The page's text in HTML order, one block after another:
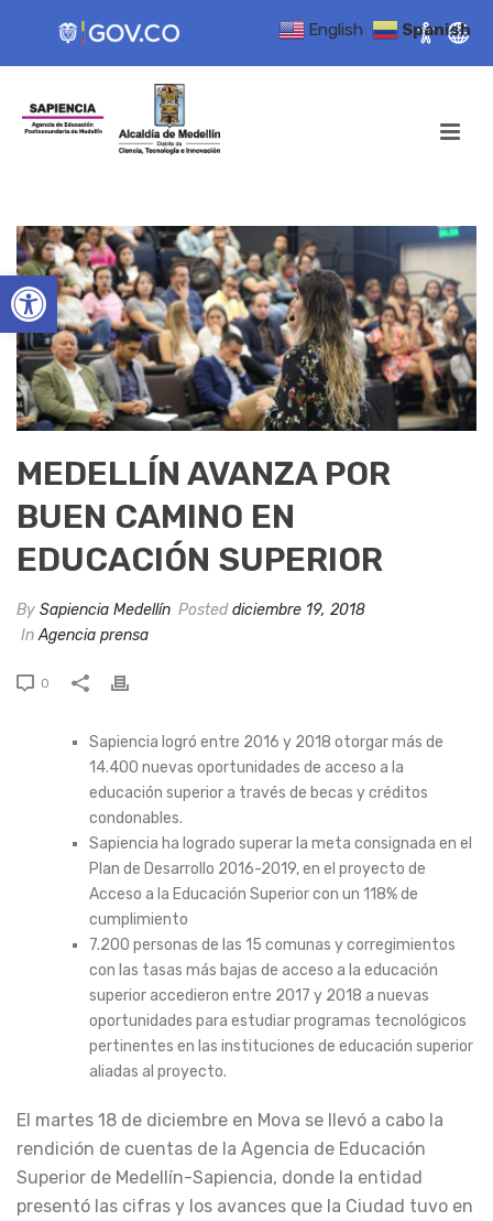
Open toolbar
MEDELLÍN AVANZA POR
BUEN CAMINO EN
EDUCACIÓN SUPERIOR
By Sapiencia Medellín Posteddiciembre 19, 2018
InAgencia prensa
0
Sapiencia logró entre 2016 y 2018 otorgar más de
14.400 nuevas oportunidades de acceso a la
educación superior a través de becas y créditos
condonables.
Sapiencia ha logrado superar la meta consignada en el
Plan de Desarrollo 2016-2019, en el proyecto de
Acceso a la Educación Superior con un 118% de
cumplimiento
7.200 personas de las 15 comunas y corregimientos
con las tasas más bajas de acceso a la educación
superior accedieron entre 2017 y 2018 a nuevas
oportunidades para estudiar programas tecnológicos
pertinentes en las instituciones de educación superior
aliadas al proyecto.
El martes 18 de diciembre en Mova se llevó a cabo la
rendición de cuentas de la Agencia de Educación
Superior de Medellín-Sapiencia, donde la entidad
presentó las cifras y los avances que la Ciudad tuvo en
English Spanish